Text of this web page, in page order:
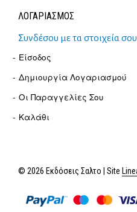
ΛΟΓΑΡΙΑΣΜΟΣ
Συνδέσου με τα στοιχεία
Είσοδος
Δημιουργία Λογαριασμού
Οι Παραγγελίες Σου
Καλάθι
© 2026 Εκδόσεις Σαλτο | Site